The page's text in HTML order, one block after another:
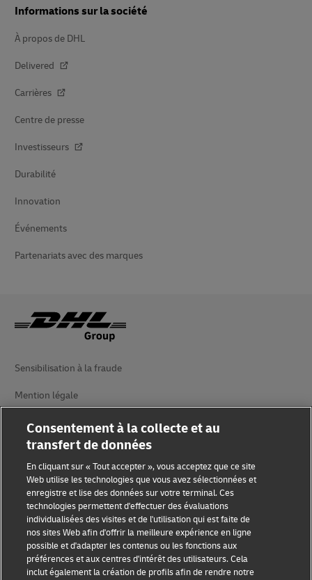
Informations sur la société
À propos de DHL
Delivered
Carrières
Centre de presse
Investisseurs
Durabilité
Innovation
Événements
Partenariats avec des marques
Sensibilisation à la fraude
Mention légale
Conditions d’utilisation
Avis de confidentialité
Informations complémentaires
Paramètres des cookies
Suivez-nous
Consentement à la collecte et au
transfert de données
En cliquant sur « Tout accepter », vous acceptez que ce site
Web utilise les technologies que vous avez sélectionnées et
enregistre et lise des données sur votre terminal. Ces
technologies permettent d'effectuer des évaluations
individualisées des visites et de l'utilisation qui est faite de
nos sites Web afin d'offrir la meilleure expérience en ligne
possible et d'adapter les contenus ou les fonctions aux
préférences et aux centres d'intérêt des utilisateurs. Cela
inclut également la création de profils afin de rendre notre